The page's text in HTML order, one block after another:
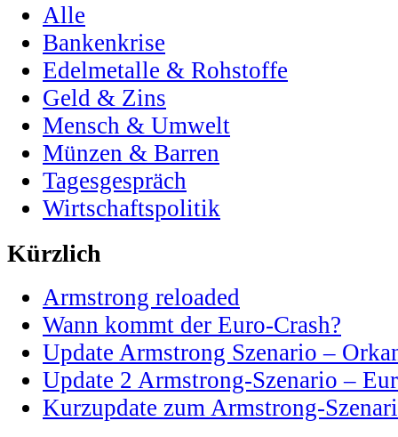
Alle
Bankenkrise
Edelmetalle & Rohstoffe
Geld & Zins
Mensch & Umwelt
Münzen & Barren
Tagesgespräch
Wirtschaftspolitik
Kürzlich
Armstrong reloaded
Wann kommt der Euro-Crash?
Update Armstrong Szenario –
Update 2 Armstrong-Szenario –
Kurzupdate zum Armstrong-